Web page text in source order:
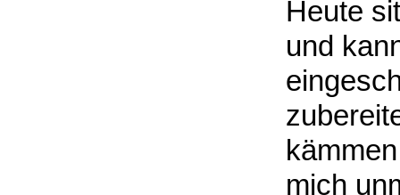
Heute
und
mich